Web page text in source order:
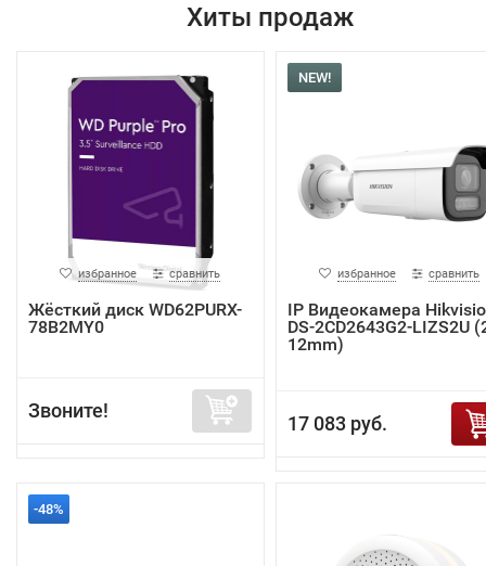
Хиты продаж
избранное сравнить
Жёсткий диск WD62PURX-
78B2MY0
Звоните!
NEW!
избранное сравнить
IP Видеокамера
DS-2CD2643G2-LIZS2U
12mm)
17 083 руб.
-48%